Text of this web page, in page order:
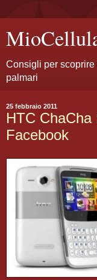
Consigli per
palmari
25 febbraio 2011
HTC
Facebook